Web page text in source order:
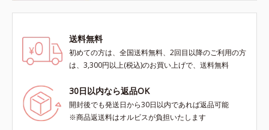
送料無料
初めての方は、全国送料無料、2回目以降のご利用の方
は、3,300円以上(税込)のお買い上げで、送料無料
30日以内なら返品OK
開封後でも発送日から30日以内であれば返品可能
※商品返送料はオルビスが負担いたします